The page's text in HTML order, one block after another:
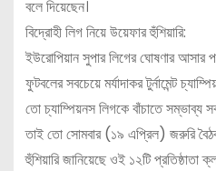
বলে দিয়েছেন।
বিদ্রোহী লিগ নিয়ে উয়েফার হুঁশিয়ারি:
ইউরোপিয়ান সুপার লিগের ঘোষণার আসার
ফুটবলের সবচেয়ে মর্যাদাকর টুর্নামেন্ট
তো চ্যাম্পিয়নস লিগকে বাঁচাতে সম্ভাব্য
তাই তো সোমবার (১৯ এপ্রিল) জরুরি
হুঁশিয়ারি জানিয়েছে ওই ১২টি প্রতিষ্ঠাতা